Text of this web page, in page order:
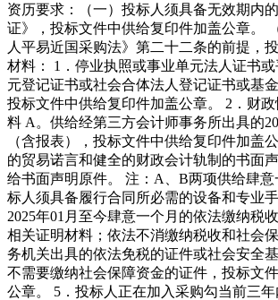
资历要求：（一）投标人须具备无效期内
证》，投标文件中供给复印件加盖公章。
人平易近国采购法》第二十二条的前提，
材料： 1．停业执照或事业单元法人证书
元登记证书或社会合体法人登记证书或基
投标文件中供给复印件加盖公章。 2．财
料 A。供给经第三方会计师事务所出具的
（含报表），投标文件中供给复印件加盖
的贸易诺言和健全的财政会计轨制的书面
给书面声明原件。 注：A、B两项供给肆意
标人须具备履行合同所必需的设备和专业
2025年01月至今肆意一个月的依法缴纳税
相关证明材料；依法不消缴纳税收和社会
务机关出具的依法免税的证件或社会安全
不需要缴纳社会保障资金的证件，投标文
公章。 5．投标人正在加入采购勾当前三